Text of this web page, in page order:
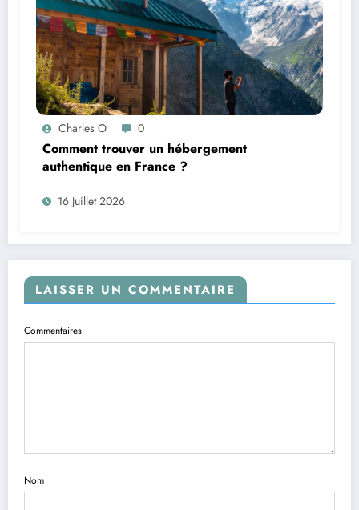
Charles O 0
Comment trouver un hébergement
authentique en France ?
16 Juillet 2026
LAISSER UN COMMENTAIRE
Commentaires
Nom